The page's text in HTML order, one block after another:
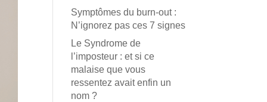
Symptômes du burn-out :
N’ignorez pas ces 7 signes
Le Syndrome de
l’imposteur : et si ce
malaise que vous
ressentez avait enfin un
nom ?